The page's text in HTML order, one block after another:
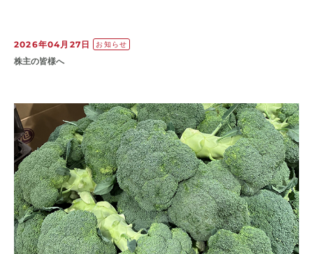
2026年04月27日 お知らせ
株主の皆様へ